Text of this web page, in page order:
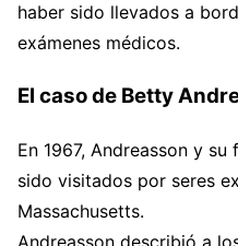
haber sido llevados a
exámenes médicos.
El caso de Betty
En 1967, Andreasson y
sido visitados por seres
Massachusetts.
Andreasson describió a